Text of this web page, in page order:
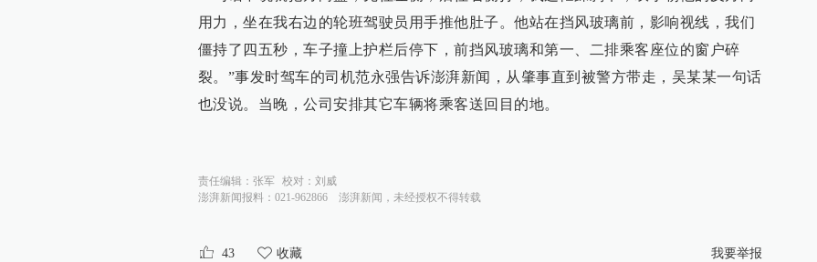
用力，坐在我右边的轮班驾驶员用手推他肚子。他站在挡风玻璃前，影响视线，我们
僵持了四五秒，车子撞上护栏后停下，前挡风玻璃和第一、二排乘客座位的窗户碎
裂。”事发时驾车的司机范永强告诉澎湃新闻，从肇事直到被警方带走，吴某某一句话
也没说。当晚，公司安排其它车辆将乘客送回目的地。
责任编辑： 张军 校对： 刘威
澎湃新闻报料：021-962866
澎湃新闻，未经授权不得转载
43 收藏 我要举报